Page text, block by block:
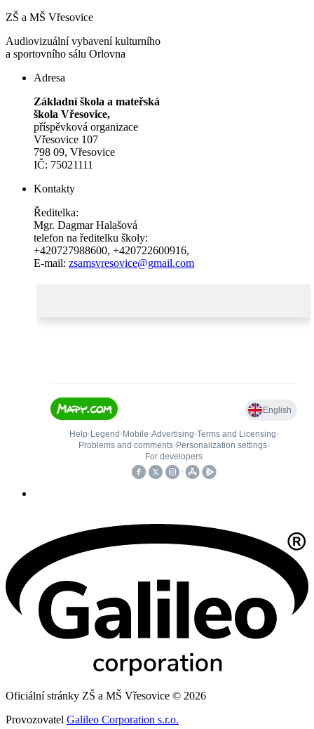
ZŠ a MŠ Vřesovice
Audiovizuální vybavení kulturního
a sportovního sálu Orlovna
Adresa
Základní škola a mateřská
škola Vřesovice,
příspěvková organizace
Vřesovice 107
798 09, Vřesovice
IČ: 75021111
Kontakty
Ředitelka:
Mgr. Dagmar Halašová
telefon na ředitelku školy:
+420727988600, +420722600916,
E-mail: zsamsvresovice@gmail.com
Oficiální stránky ZŠ a MŠ Vřesovice © 2026
Provozovatel Galileo Corporation s.r.o.